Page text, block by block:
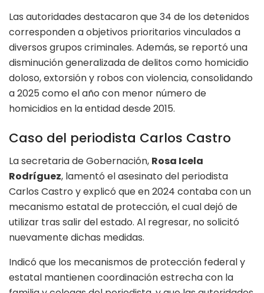
Las autoridades destacaron que 34 de los detenidos
corresponden a objetivos prioritarios vinculados a
diversos grupos criminales. Además, se reportó una
disminución generalizada de delitos como homicidio
doloso, extorsión y robos con violencia, consolidando
a 2025 como el año con menor número de
homicidios en la entidad desde 2015.
Caso del periodista Carlos Castro
La secretaria de Gobernación, Rosa Icela
Rodríguez, lamentó el asesinato del periodista
Carlos Castro y explicó que en 2024 contaba con un
mecanismo estatal de protección, el cual dejó de
utilizar tras salir del estado. Al regresar, no solicitó
nuevamente dichas medidas.
Indicó que los mecanismos de protección federal y
estatal mantienen coordinación estrecha con la